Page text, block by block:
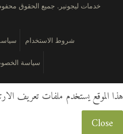
© 2025 خدمات ليجونير. جميع الحقوق
شروط الاستخدام
سياسة
هذا الموقع يستخدم ملفات تعريف
Close